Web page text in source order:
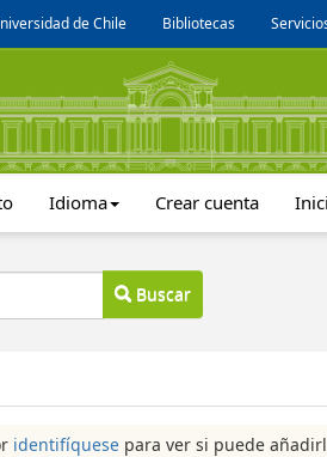
de Chile Bibliotecas
Idioma Crear cuenta
Buscar
identifíquese para ver si puede